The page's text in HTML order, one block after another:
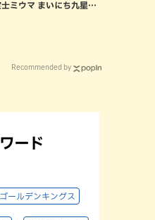
士ミウマ まいにち九星気
Recommended by
ード
ールデンキングス